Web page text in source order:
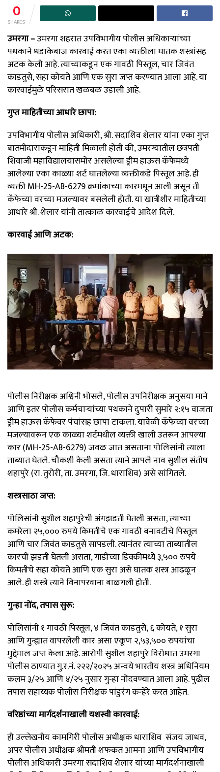
0
SHARES
उमरगा –उमरगा शहरात उपविभागीय पोलीस अधिकाऱ्यांच्या
पथकाने धडाकेबाज कारवाई करत एका व्यक्तीला घातक शस्त्रांसह
अटक केली आहे. त्याच्याकडून एक गावठी पिस्तूल, चार जिवंत
काडतुसे, सहा कोयते आणि एक सुरा जप्त करण्यात आला आहे. या
कारवाईमुळे परिसरात खळबळ उडाली आहे.
गुप्त माहितीच्या आधारे छापा:
उपविभागीय पोलीस अधिकारी, श्री. सदाशिव शेलार यांना एका गुप्त
बातमीदाराकडून माहिती मिळाली होती की, उमरग्यातील छत्रपती
शिवाजी महाविद्यालयासमोर असलेल्या ड्रीम हाऊस कॅफेमध्ये
आलेल्या एका काळ्या शर्ट घातलेल्या व्यक्तीकडे पिस्तूल आहे. ही
व्यक्ती MH-25-AB-6279 क्रमांकाच्या कारमधून आली असून ती
कॅफेच्या वरच्या मजल्यावर बसलेली होती. या खात्रीशीर माहितीच्या
आधारे श्री. शेलार यांनी तात्काळ कारवाईचे आदेश दिले.
कारवाई आणि अटक:
पोलीस निरीक्षक अश्विनी भोसले, पोलीस उपनिरीक्षक अनुसया माने
आणि इतर पोलीस कर्मचाऱ्यांच्या पथकाने दुपारी सुमारे २:१५ वाजता
ड्रीम हाऊस कॅफेवर पंचांसह छापा टाकला. यावेळी कॅफेच्या वरच्या
मजल्यावरून एक काळ्या शर्टमधील व्यक्ती खाली उतरून आपल्या
कार (MH-25-AB-6279) जवळ जात असताना पोलिसांनी त्याला
ताब्यात घेतले. चौकशी केली असता त्याने आपले नाव सुशील संतोष
शहापुरे (रा. तुरोरी, ता. उमरगा, जि. धाराशिव) असे सांगितले.
शस्त्रसाठा जप्त:
पोलिसांनी सुशील शहापुरेची अंगझडती घेतली असता, त्याच्या
कमरेला २५,००० रुपये किमतीचे एक गावठी बनावटीचे पिस्तूल
आणि चार जिवंत काडतुसे सापडली. त्यानंतर त्याच्या ताब्यातील
कारची झडती घेतली असता, गाडीच्या डिक्कीमध्ये ३,५०० रुपये
किमतीचे सहा कोयते आणि एक सुरा असे घातक शस्त्र आढळून
आले. ही शस्त्रे त्याने विनापरवाना बाळगली होती.
गुन्हा नोंद, तपास सुरू:
पोलिसांनी १ गावठी पिस्तूल, ४ जिवंत काडतुसे, ६ कोयते, १ सुरा
आणि गुन्ह्यात वापरलेली कार असा एकूण २,५३,५०० रुपयांचा
मुद्देमाल जप्त केला आहे. आरोपी सुशील शहापुरे विरोधात उमरगा
पोलीस ठाण्यात गु.र.नं. २२२/२०२५ अन्वये भारतीय शस्त्र अधिनियम
कलम ३/२५ आणि ४/२५ नुसार गुन्हा नोंदवण्यात आला आहे. पुढील
तपास सहाय्यक पोलीस निरीक्षक पांडुरंग कन्हेरे करत आहेत.
वरिष्ठांच्या मार्गदर्शनाखाली यशस्वी कारवाई:
ही उल्लेखनीय कामगिरी पोलीस अधीक्षक धाराशिव संजय जाधव,
अपर पोलीस अधीक्षक श्रीमती शफकत आमना आणि उपविभागीय
पोलीस अधिकारी उमरगा सदाशिव शेलार यांच्या मार्गदर्शनाखाली